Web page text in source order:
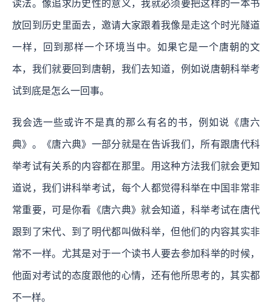
读法。像追求历史性的意义，我就必须要把这样的一本书
放回到历史里面去，邀请大家跟着我像是走这个时光隧道
一样，回到那样一个环境当中。如果它是一个唐朝的文
本，我们就要回到唐朝，我们去知道，例如说唐朝科举考
试到底是怎么一回事。
我会选一些或许不是真的那么有名的书，例如说《唐六
典》。《唐六典》一部分就是在告诉我们，所有跟唐代科
举考试有关系的内容都在那里。用这种方法我们就会更知
道说，我们讲科举考试，每个人都觉得科举在中国非常非
常重要，可是你看《唐六典》就会知道，科举考试在唐代
跟到了宋代、到了明代都叫做科举，但他们的内容其实非
常不一样。尤其是对于一个读书人要去参加科举的时候，
他面对考试的态度跟他的心情，还有他所思考的，其实都
不一样。